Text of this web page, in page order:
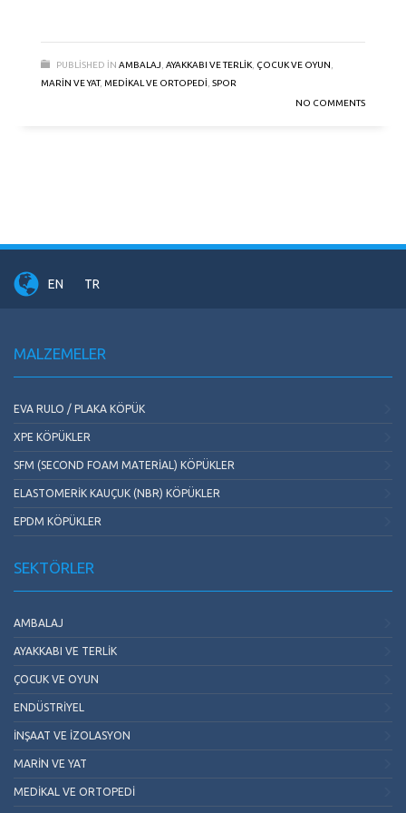
PUBLISHED IN AMBALAJ AYAKKABI VE TERLIK ÇOCUK VE OYUN
MARIN VE YAT, MEDIKAL VE ORTOPEDI SPOR
NO COMMENTS
EN TR
MALZEMELER
EVA RULO / PLAKA KÖPÜK
XPE KÖPÜKLER
SFM (SECOND FOAM MATERIAL) KÖPÜKLER
ELASTOMERIK KAUÇUK (NBR) KÖPÜKLER
EPDM KÖPÜKLER
SEKTÖRLER
AMBALAJ
AYAKKABI VE TERLIK
ÇOCUK VE OYUN
ENDÜSTRIYEL
İNŞAAT VE İZOLASYON
MARIN VE YAT
MEDIKAL VE ORTOPEDI